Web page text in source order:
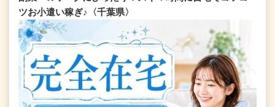
ツお小遣い稼ぎ♪〈千葉県〉